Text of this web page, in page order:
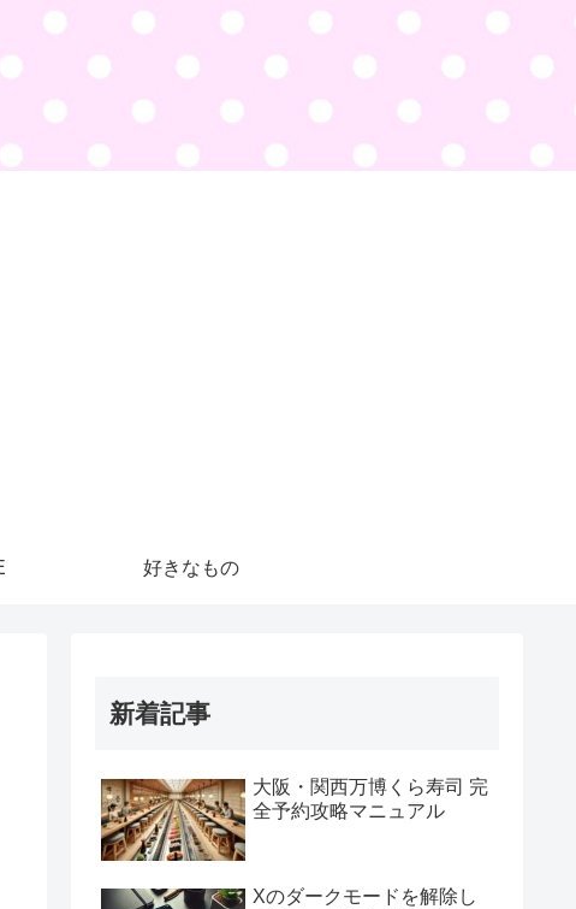
好きなもの
新着記事
大阪・関西万博くら寿司 完
全予約攻略マニュアル
Xのダークモードを解除し